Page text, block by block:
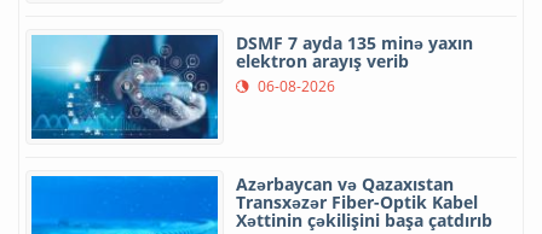
DSMF 7 ayda 135 minə yaxın
elektron arayış verib
06-08-2026
Azərbaycan və Qazaxıstan
Transxəzər Fiber-Optik Kabel
Xəttinin çəkilişini başa çatdırıb